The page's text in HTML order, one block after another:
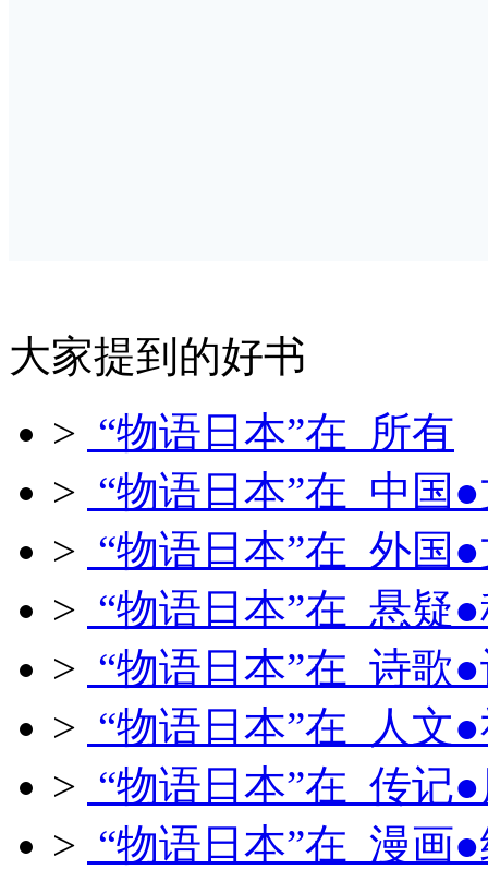
大家提到的好书
> “物语日本”在 所有
> “物语日本”在 中国
> “物语日本”在 外国
> “物语日本”在 悬疑
> “物语日本”在 诗歌
> “物语日本”在 人文
> “物语日本”在 传记
> “物语日本”在 漫画